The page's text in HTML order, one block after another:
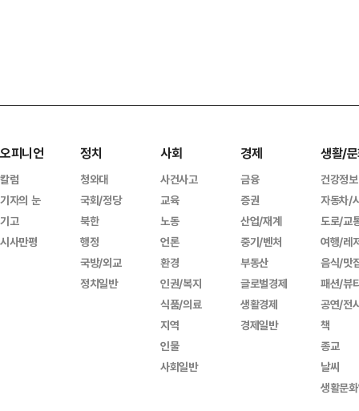
오피니언
칼럼
기자의 눈
기고
시사만평
정치
청와대
국회/정당
북한
행정
국방/외교
정치일반
사회
사건사고
교육
노동
언론
환경
인권/복지
식품/의료
지역
인물
사회일반
경제
금융
증권
산업/재계
중기/벤처
부동산
글로벌경제
생활경제
경제일반
생활/
건강정보
자동차/
도로/교
여행/레
음식/맛
패션/뷰
공연/전
책
종교
날씨
생활문